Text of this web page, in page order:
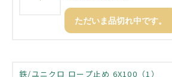
ただいま品切れ中です。
鉄/ユニクロ ロープ止め 6X100（1）